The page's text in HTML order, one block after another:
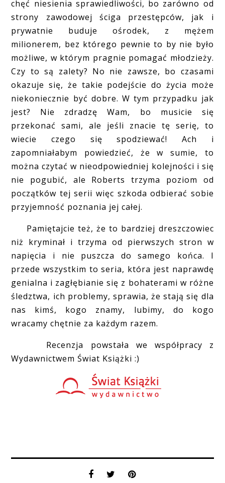
chęć niesienia sprawiedliwości, bo zarówno od
strony zawodowej ściga przestępców, jak i
prywatnie buduje ośrodek, z mężem
milionerem, bez którego pewnie to by nie było
możliwe, w którym pragnie pomagać młodzieży.
Czy to są zalety? No nie zawsze, bo czasami
okazuje się, że takie podejście do życia może
niekoniecznie być dobre. W tym przypadku jak
jest? Nie zdradzę Wam, bo musicie się
przekonać sami, ale jeśli znacie tę serię, to
wiecie czego się spodziewać! Ach i
zapomniałabym powiedzieć, że w sumie, to
można czytać w nieodpowiedniej kolejności i się
nie pogubić, ale Roberts trzyma poziom od
początków tej serii więc szkoda odbierać sobie
przyjemność poznania jej całej.
Pamiętajcie też, że to bardziej dreszczowiec
niż kryminał i trzyma od pierwszych stron w
napięcia i nie puszcza do samego końca. I
przede wszystkim to seria, która jest naprawdę
genialna i zagłębianie się z bohaterami w różne
śledztwa, ich problemy, sprawia, że stają się dla
nas kimś, kogo znamy, lubimy, do kogo
wracamy chętnie za każdym razem.
Recenzja powstała we współpracy z
Wydawnictwem Świat Książki :)